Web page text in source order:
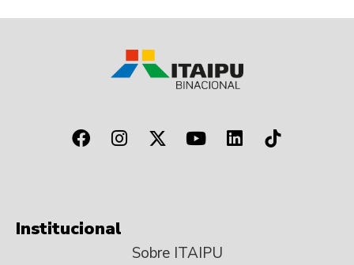
Institucional
Sobre ITAIPU